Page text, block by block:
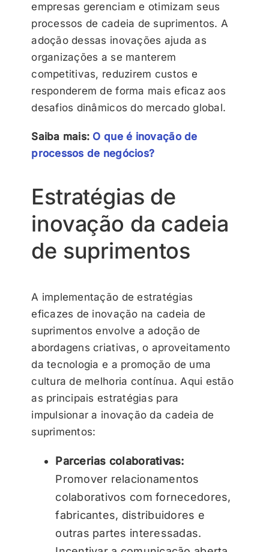
empresas gerenciam e otimizam seus
processos de cadeia de suprimentos. A
adoção dessas inovações ajuda as
organizações a se manterem
competitivas, reduzirem custos e
responderem de forma mais eficaz aos
desafios dinâmicos do mercado global.
Saiba mais: O que é inovação de
processos de negócios?
Estratégias de
inovação da cadeia
de suprimentos
A implementação de estratégias
eficazes de inovação na cadeia de
suprimentos envolve a adoção de
abordagens criativas, o aproveitamento
da tecnologia e a promoção de uma
cultura de melhoria contínua. Aqui estão
as principais estratégias para
impulsionar a inovação da cadeia de
suprimentos:
Parcerias colaborativas:
Promover relacionamentos
colaborativos com fornecedores,
fabricantes, distribuidores e
outras partes interessadas.